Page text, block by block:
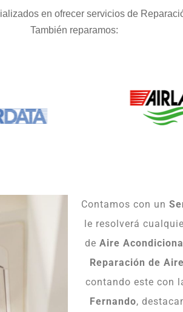
en ofrecer servicios de
También reparamos:
Contamos con un
le resolverá
de Aire
Reparación de
contando este con
Fernando,